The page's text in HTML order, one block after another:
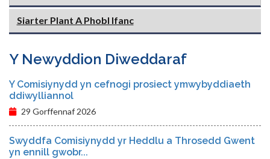
Siarter Plant A Phobl Ifanc
Y Newyddion Diweddaraf
Y Comisiynydd yn cefnogi prosiect ymwybyddiaeth
ddiwylliannol
29 Gorffennaf 2026
Swyddfa Comisiynydd yr Heddlu a Throsedd Gwent
yn ennill gwobr...